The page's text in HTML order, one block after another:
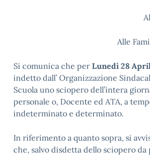
Al
Alle
Si comunica che per Lunedì 28
indetto dall’ Organizzazione
Scuola uno sciopero dell’intera
personale o, Docente ed ATA, a
indeterminato e determinato.
In riferimento a quanto sopra, si
che, salvo disdetta dello sciopero da